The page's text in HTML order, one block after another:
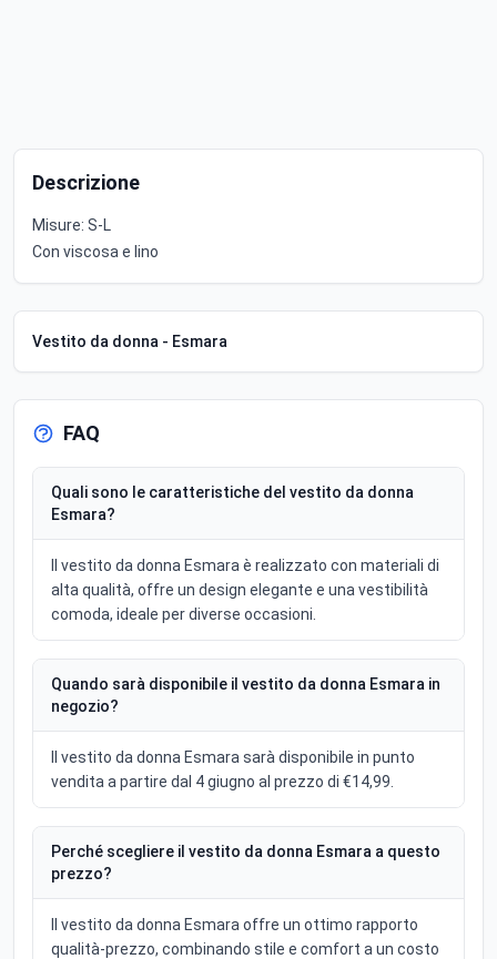
Descrizione
Misure: S-L
Con viscosa e lino
Vestito da donna - Esmara
FAQ
Quali sono le caratteristiche del vestito da donna
Esmara?
Il vestito da donna Esmara è realizzato con materiali di
alta qualità, offre un design elegante e una vestibilità
comoda, ideale per diverse occasioni.
Quando sarà disponibile il vestito da donna Esmara in
negozio?
Il vestito da donna Esmara sarà disponibile in punto
vendita a partire dal 4 giugno al prezzo di €14,99.
Perché scegliere il vestito da donna Esmara a questo
prezzo?
Il vestito da donna Esmara offre un ottimo rapporto
qualità-prezzo, combinando stile e comfort a un costo